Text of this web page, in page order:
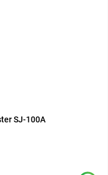
SJ-100A